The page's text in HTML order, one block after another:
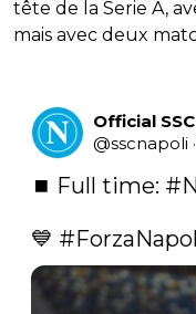
tête de la Serie A,
mais avec deux
Official
@sscnapoli ·
⏹️ Full time:
💙